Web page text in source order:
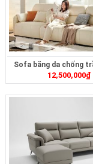
Sofa băng da chống
12,500,000₫